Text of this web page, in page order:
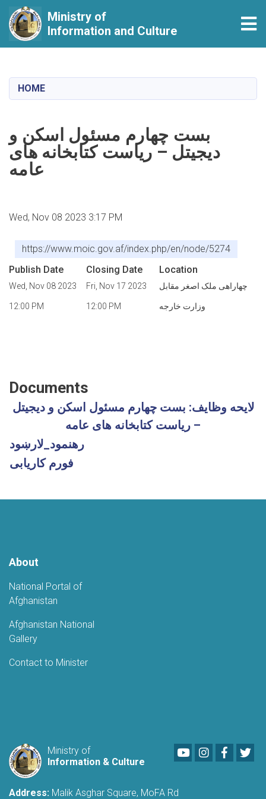
content
Ministry of
Information and Culture
HOME
بست چهارم مسئول اسکن و
دیجیتل – ریاست کتابخانه های
عامه
Wed, Nov 08 2023 3:17 PM
https://www.moic.gov.af/index.php/en/node/5274
Publish Date
Wed, Nov 08 2023
12:00 PM
Closing Date
Fri, Nov 17 2023
12:00 PM
Location
چهاراهی ملک اصغر مقابل
وزارت خارجه
Documents
لایحه وظایف: بست چهارم مسئول اسکن و دیجیتل
– ریاست کتابخانه های عامه
رهنمود_لارښود
فورم کاریابی
About
National Portal of
Afghanistan
Afghanistan National
Gallery
Contact to Minister
Ministry of
Information & Culture
YoutubeLinkedIn
Address: Malik Asghar Square, MoFA Rd